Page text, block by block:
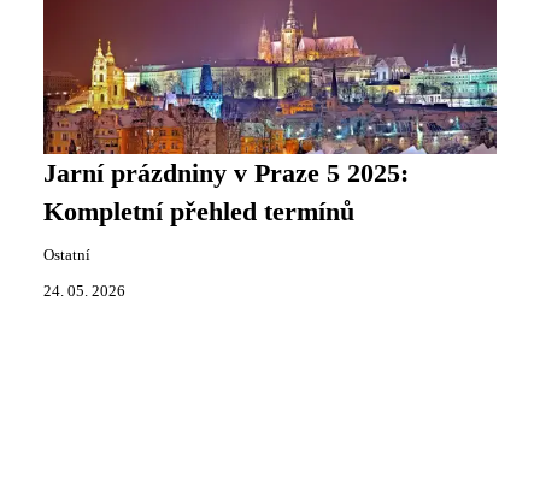
Jarní prázdniny v Praze 5 2025:
Kompletní přehled termínů
Ostatní
24. 05. 2026